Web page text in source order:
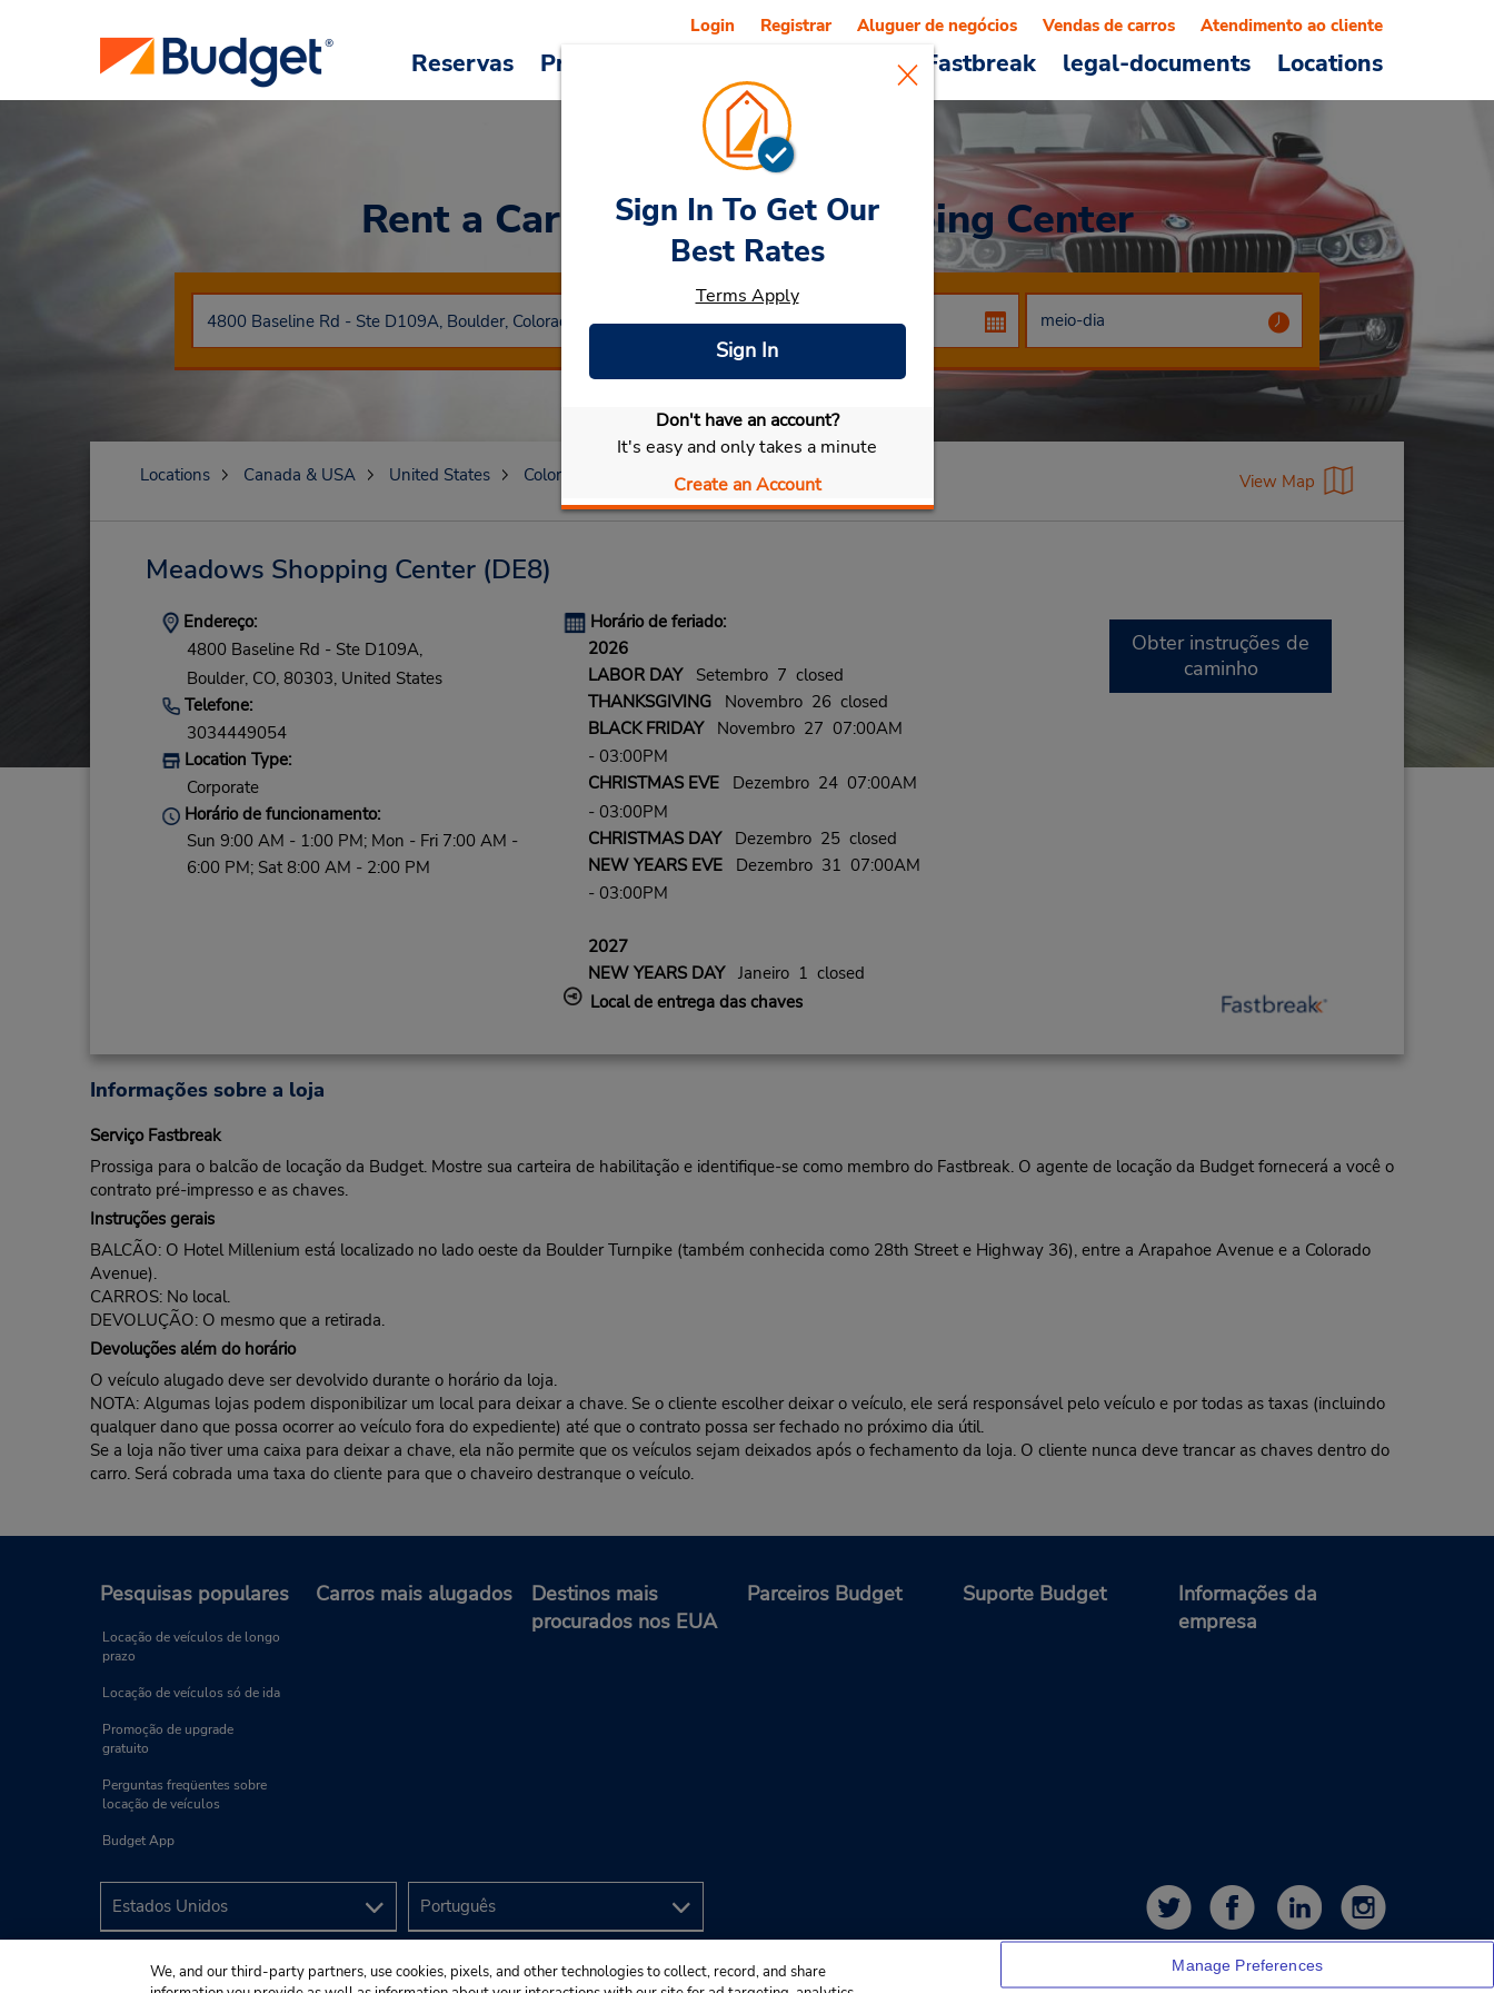
Reservas Promoções Veículos e serviços Fastbreak legal-documents Locations
Login Registrar Aluguer de negócios Vendas de carros Atendimento ao cliente
Rent a Car at Meadows Shopping Center
Selecionar meu carro
Sign In To Get Our
Best Rates
Terms Apply
Sign In
Don't have an account?
It's easy and only takes a minute
Create an Account
Locations Canada & USA United States Colorado Boulder Meadows Shopping Center View Map
Meadows Shopping Center(DE8)
Endereço:
4800 Baseline Rd - Ste D109A,
Boulder, CO, 80303, United States
Telefone:
3034449054
Location Type:
Corporate
Horário de funcionamento:
Sun 9:00 AM - 1:00 PM; Mon - Fri 7:00 AM -
6:00 PM; Sat 8:00 AM - 2:00 PM
Horário de feriado:
2026
LABOR DAYSetembro 7 closed
THANKSGIVINGNovembro 26 closed
BLACK FRIDAYNovembro 27 07:00AM
- 03:00PM
CHRISTMAS EVEDezembro 24 07:00AM
- 03:00PM
CHRISTMAS DAYDezembro 25 closed
NEW YEARS EVEDezembro 31 07:00AM
- 03:00PM
2027
NEW YEARS DAYJaneiro 1 closed
Local de entrega das chaves
Obter instruções de
caminho
Informações sobre a loja
Serviço Fastbreak
Prossiga para o balcão de locação da Budget. Mostre sua carteira de habilitação e identifique-se como membro do Fastbreak. O agente de locação da Budget fornecerá a você o
contrato pré-impresso e as chaves.
Instruções gerais
BALCÃO: O Hotel Millenium está localizado no lado oeste da Boulder Turnpike (também conhecida como 28th Street e Highway 36), entre a Arapahoe Avenue e a Colorado
Avenue).
CARROS: No local.
DEVOLUÇÃO: O mesmo que a retirada.
Devoluções além do horário
O veículo alugado deve ser devolvido durante o horário da loja.
NOTA: Algumas lojas podem disponibilizar um local para deixar a chave. Se o cliente escolher deixar o veículo, ele será responsável pelo veículo e por todas as taxas (incluindo
qualquer dano que possa ocorrer ao veículo fora do expediente) até que o contrato possa ser fechado no próximo dia útil.
Se a loja não tiver uma caixa para deixar a chave, ela não permite que os veículos sejam deixados após o fechamento da loja. O cliente nunca deve trancar as chaves dentro do
carro. Será cobrada uma taxa do cliente para que o chaveiro destranque o veículo.
Pesquisas populares
Locação de veículos de longo
prazo
Locação de veículos só de ida
Promoção de upgrade
gratuito
Perguntas freqüentes sobre
locação de veículos
Budget App
Carros mais alugados
Destinos mais
procurados nos EUA
Parceiros Budget Suporte Budget
Informações da
empresa
We, and our third-party partners, use cookies, pixels, and other technologies to collect, record, and share
Manage Preferences